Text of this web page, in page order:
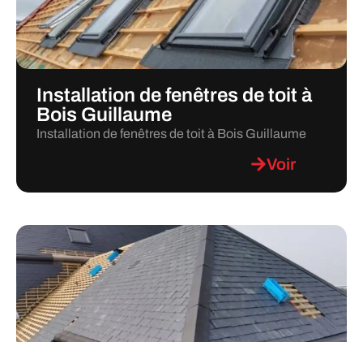
Installation de fenêtres de toit à
Bois Guillaume
Installation de fenêtres de toit à Bois Guillaume
Voir